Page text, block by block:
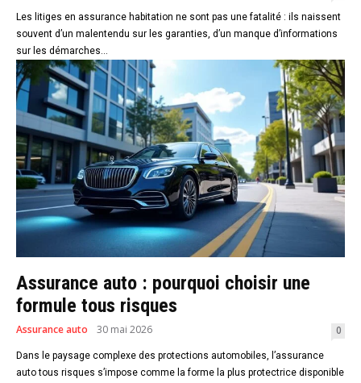
Les litiges en assurance habitation ne sont pas une fatalité : ils naissent
souvent d’un malentendu sur les garanties, d’un manque d’informations
sur les démarches...
Assurance auto : pourquoi choisir une
formule tous risques
Assurance auto 30 mai 2026 0
Dans le paysage complexe des protections automobiles, l’assurance
auto tous risques s’impose comme la forme la plus protectrice disponible